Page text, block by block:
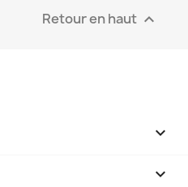
Retour en haut 

